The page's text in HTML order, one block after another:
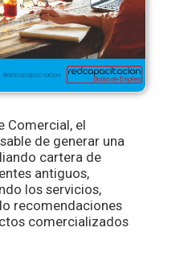
Comercial, el
de generar una
cartera de
antiguos,
los servicios,
recomendaciones
comercializados